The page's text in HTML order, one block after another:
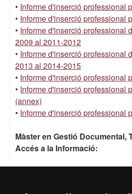
• Informe d'inserció professional
• Informe d'inserció professional
• Informe d'inserció professional
2009 al 2011-2012
• Informe d'inserció professional
2013 al 2014-2015
• Informe d'inserció professional
• Informe d'inserció professional
(annex)
• Informe d'inserció professional
Màster en Gestió Documental,
Accés a la Informació: